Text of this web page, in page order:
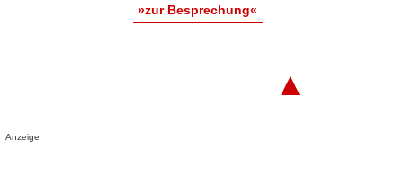
»zur Besprechung«
▲
Anzeige